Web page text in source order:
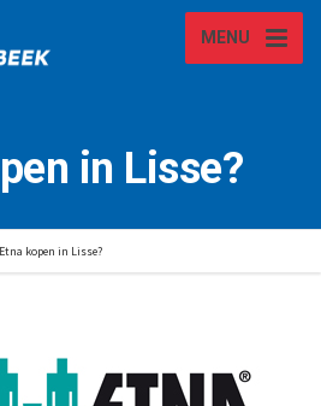
MENU
in Lisse?
Etna kopen in Lisse?